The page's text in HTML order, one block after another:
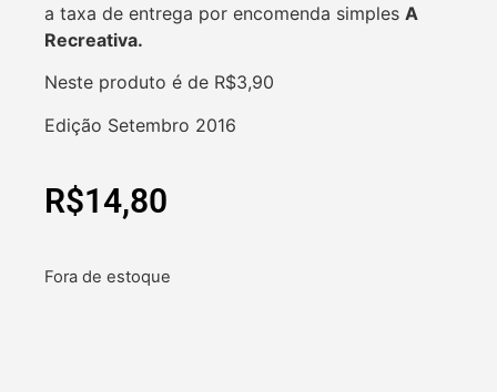
a taxa de entrega por encomenda simples A
Recreativa.
Neste produto é de R$3,90
Edição Setembro 2016
R$14,80
Fora de estoque